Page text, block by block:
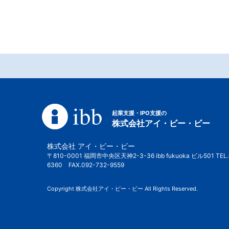
起業支援・IPO支援の
株式会社アイ・ビー・ビー
株式会社 アイ・ビー・ビー
〒810-0001 福岡市中央区天神2-3-36 ibb fukuoka ビル501
6360 FAX.092-732-9559
Copyright 株式会社アイ・ビー・ビー All Rights Reserved.